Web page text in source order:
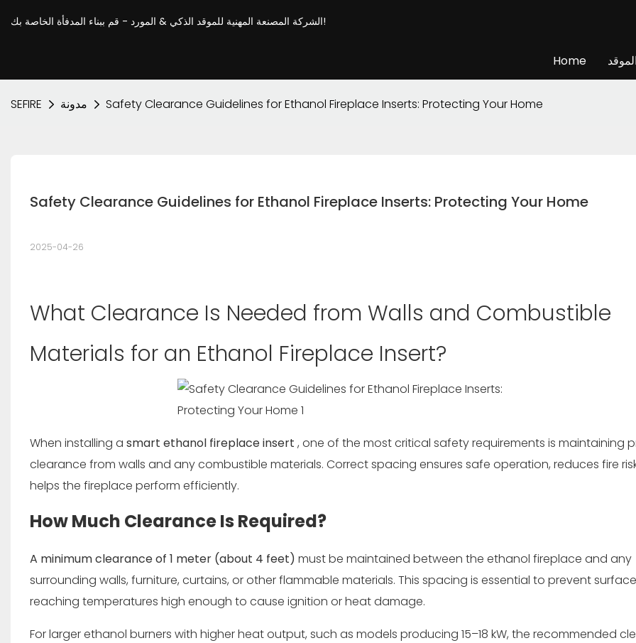
الشركة المصنعة المهنية للموقد الذكي & المورد - قم ببناء المدفأة الخاصة بك!
Home
SEFIRE مدونة Safety Clearance Guidelines for Ethanol Fireplace Inserts: Protecting Your Home
Safety Clearance Guidelines for Ethanol Fireplace Inserts: Protecting Your Home
2025-04-26
What Clearance Is Needed from Walls and Combustible
Materials for an Ethanol Fireplace Insert?
When installing a smart ethanol fireplace insert , one of the most critical safety requirements is maintaining
clearance from walls and any combustible materials. Correct spacing ensures safe operation, reduces fire
helps the fireplace perform efficiently.
How Much Clearance Is Required?
A minimum clearance of 1 meter (about 4 feet) must be maintained between the ethanol fireplace and any
surrounding walls, furniture, curtains, or other flammable materials. This spacing is essential to prevent
reaching temperatures high enough to cause ignition or heat damage.
For larger ethanol burners with higher heat output, such as models producing 15–18 kW, the recommended